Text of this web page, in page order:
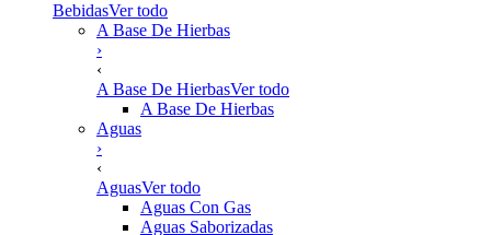
BebidasVer todo
A Base De Hierbas
›
‹
A Base De HierbasVer todo
A Base De Hierbas
Aguas
›
‹
AguasVer todo
Aguas Con Gas
Aguas Saborizadas